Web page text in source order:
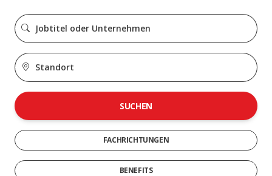
SUCHEN
FACHRICHTUNGEN
BENEFITS